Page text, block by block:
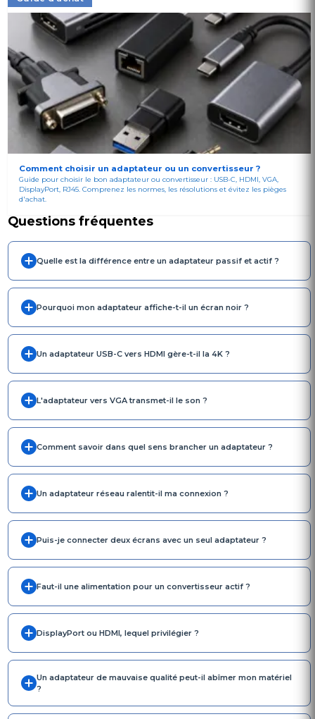
Comment choisir un adaptateur ou un convertisseur ?
Guide pour choisir le bon adaptateur ou convertisseur : USB-C, HDMI, VGA,
DisplayPort, RJ45. Comprenez les normes, les résolutions et évitez les pièges
d'achat.
Questions fréquentes
Quelle est la différence entre un adaptateur passif et actif ?
Pourquoi mon adaptateur affiche-t-il un écran noir ?
Un adaptateur USB-C vers HDMI gère-t-il la 4K ?
L'adaptateur vers VGA transmet-il le son ?
Comment savoir dans quel sens brancher un adaptateur ?
Un adaptateur réseau ralentit-il ma connexion ?
Puis-je connecter deux écrans avec un seul adaptateur ?
Faut-il une alimentation pour un convertisseur actif ?
DisplayPort ou HDMI, lequel privilégier ?
Un adaptateur de mauvaise qualité peut-il abîmer mon matériel
?